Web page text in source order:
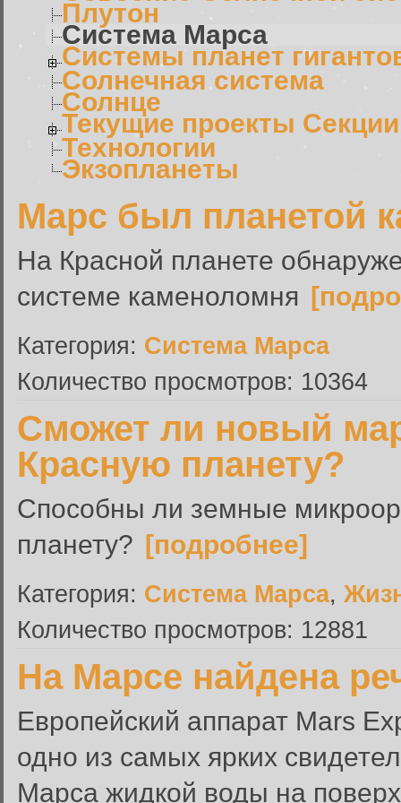
Плутон
Система Марса
Системы планет
Солнечная система
Солнце
Текущие проекты Секции
Технологии
Экзопланеты
Марс был планетой
На Красной планете
системе каменоломня
Категория: Система Марса
Количество просмотров: 10364
Сможет ли новый
Красную планету?
Способны ли земные
планету? [подробнее]
Категория: Система Марса,
Количество просмотров: 12881
На Марсе найдена
Европейский аппарат Mars
одно из самых ярких
Марса жидкой воды на